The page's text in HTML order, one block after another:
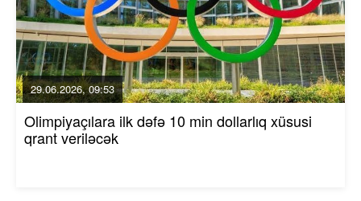
29.06.2026, 09:53
Olimpiyaçılara ilk dəfə 10 min dollarlıq xüsusi
qrant veriləcək